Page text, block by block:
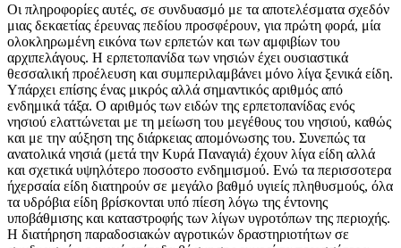
Οι πληροφορίες αυτές, σε συνδυασμό με τα αποτελέσματα σχεδόν
μιας δεκαετίας έρευνας πεδίου προσφέρουν, για πρώτη φορά, μία
ολοκληρωμένη εικόνα των ερπετών και των αμφιβίων του
αρχιπελάγους. Η ερπετοπανίδα των νησιών έχει ουσιαστικά
θεσσαλική προέλευση και συμπεριλαμβάνει μόνο λίγα ξενικά είδη.
Υπάρχει επίσης ένας μικρός αλλά σημαντικός αριθμός από
ενδημικά τάξα. Ο αριθμός των ειδών της ερπετοπανίδας ενός
νησιού ελαττώνεται με τη μείωση του μεγέθους του νησιού, καθώς
και με την αύξηση της διάρκειας απομόνωσης του. Συνεπώς τα
ανατολικά νησιά (μετά την Κυρά Παναγιά) έχουν λίγα είδη αλλά
και σχετικά υψηλότερο ποσοστο ενδημισμού. Ενώ τα περισσοτερα
ήχερσαία είδη διατηρούν σε μεγάλο βαθμό υγιείς πληθυσμούς, όλα
τα υδρόβια είδη βρίσκονται υπό πίεση λόγω της έντονης
υποβάθμισης και καταστροφής των λίγων υγροτόπων της περιοχής.
Η διατήρηση παραδοσιακών αγροτικών δραστηριοτήτων σε